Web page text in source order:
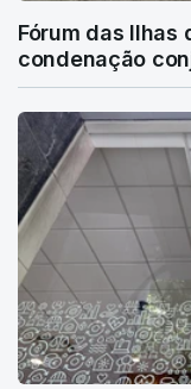
Fórum das Ilhas
condenação